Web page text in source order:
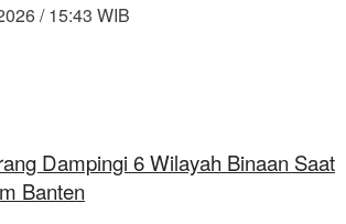
/ 15:43 WIB
Dampingi 6 Wilayah Binaan Saat
Banten